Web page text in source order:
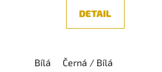
DETAIL
Bílá Černá / Bílá